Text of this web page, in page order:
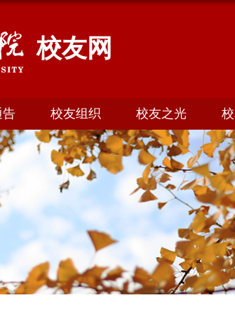
校友网
告 校友组织 校友之光